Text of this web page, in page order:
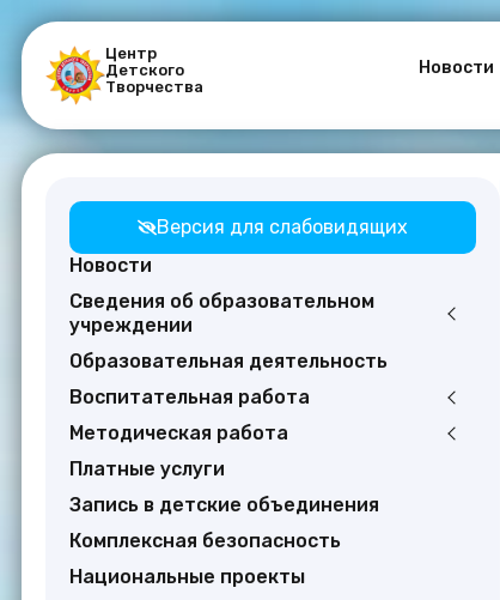
Центр
Детского
Творчества
Новости
Версия для слабовидящих
Новости
Сведения об образовательном
учреждении
Образовательная деятельность
Воспитательная работа
Методическая работа
Платные услуги
Запись в детские объединения
Комплексная безопасность
Национальные проекты